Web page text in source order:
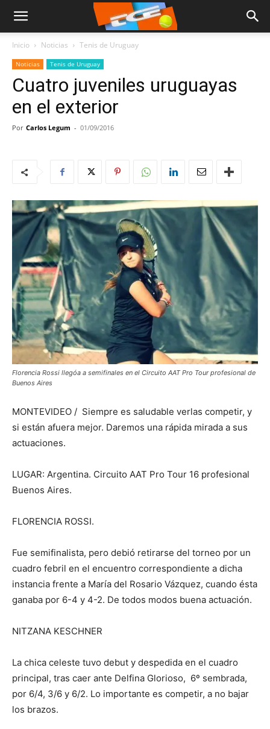
Inicio Noticias Tenis de Uruguay
Noticias Tenis de Uruguay
Cuatro juveniles uruguayas
en el exterior
Por Carlos Legum - 01/09/2016
Florencia Rossi llegóa a semifinales en el Circuito AAT Pro Tour profesional de
Buenos Aires
MONTEVIDEO / Siempre es saludable verlas competir, y
si están afuera mejor. Daremos una rápida mirada a sus
actuaciones.
LUGAR: Argentina. Circuito AAT Pro Tour 16 profesional
Buenos Aires.
FLORENCIA ROSSI.
Fue semifinalista, pero debió retirarse del torneo por un
cuadro febril en el encuentro correspondiente a dicha
instancia frente a María del Rosario Vázquez, cuando ésta
ganaba por 6-4 y 4-2. De todos modos buena actuación.
NITZANA KESCHNER
La chica celeste tuvo debut y despedida en el cuadro
principal, tras caer ante Delfina Glorioso, 6º sembrada,
por 6/4, 3/6 y 6/2. Lo importante es competir, a no bajar
los brazos.